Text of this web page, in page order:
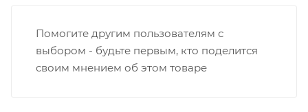
Помогите другим пользователям с
выбором - будьте первым, кто поделится
своим мнением об этом товаре